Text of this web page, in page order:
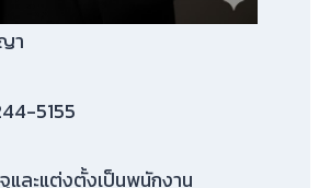
า
5155
และแต่งตั้งเป็นพนักงาน